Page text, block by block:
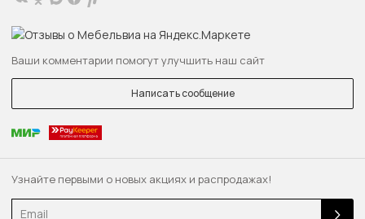
Узнайте первыми о новых акциях и распродажах!
Email
Ваши комментарии помогут улучшить наш сайт
Написать сообщение